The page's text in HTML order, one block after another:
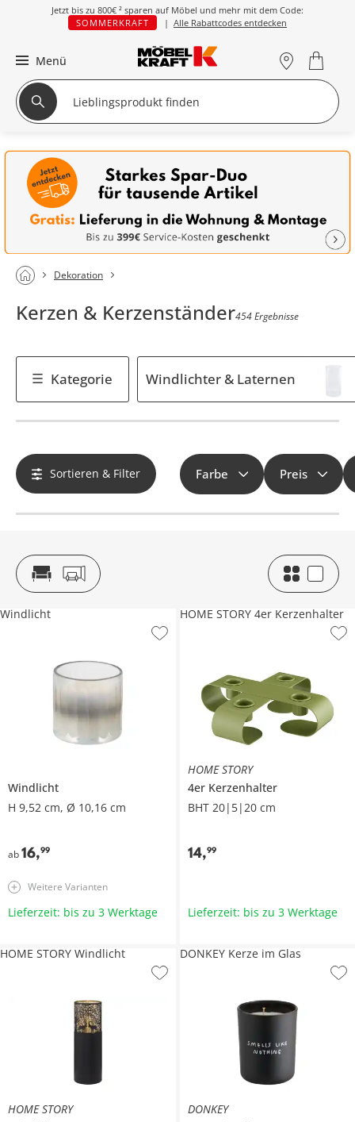
Jetzt bis zu 800€ ² sparen auf Möbel und mehr mit dem Code:
SOMMERKRAFT
| Alle Rabattcodes entdecken
Menü
Dekoration
Kerzen & Kerzenständer454 Ergebnisse
Kategorie Windlichter & Laternen
Sortieren & Filter Farbe Preis
Windlicht
H 9,52 cm, Ø 10,16 cm
ab16,99
Windlicht
Weitere Varianten
Lieferzeit: bis zu 3 Werktage
HOME STORY
4er Kerzenhalter
BHT 20|5|20 cm
14,99
HOME STORY 4er Kerzenhalter
Lieferzeit: bis zu 3 Werktage
HOME STORY
HOME STORY Windlicht
DONKEY
DONKEY Kerze im Glas